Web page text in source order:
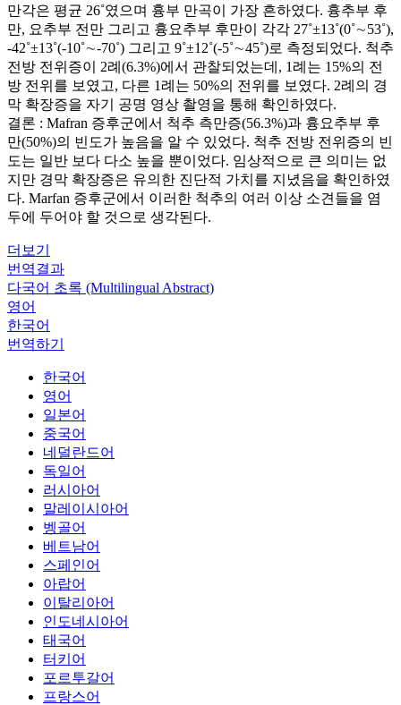
만각은 평균 26˚였으며 흉부 만곡이 가장 흔하였다. 흉추부 후
만, 요추부 전만 그리고 흉요추부 후만이 각각 27˚±13˚(0˚∼53˚),
-42˚±13˚(-10˚∼-70˚) 그리고 9˚±12˚(-5˚∼45˚)로 측정되었다. 척추
전방 전위증이 2례(6.3%)에서 관찰되었는데, 1례는 15%의 전
방 전위를 보였고, 다른 1례는 50%의 전위를 보였다. 2례의 경
막 확장증을 자기 공명 영상 촬영을 통해 확인하였다.
결론 : Mafran 증후군에서 척추 측만증(56.3%)과 흉요추부 후
만(50%)의 빈도가 높음을 알 수 있었다. 척추 전방 전위증의 빈
도는 일반 보다 다소 높을 뿐이었다. 임상적으로 큰 의미는 없
지만 경막 확장증은 유의한 진단적 가치를 지녔음을 확인하였
다. Marfan 증후군에서 이러한 척추의 여러 이상 소견들을 염
두에 두어야 할 것으로 생각된다.
더보기
번역결과
다국어 초록 (Multilingual Abstract)
영어
한국어
번역하기
한국어
영어
일본어
중국어
네덜란드어
독일어
러시아어
말레이시아어
벵골어
베트남어
스페인어
아랍어
이탈리아어
인도네시아어
태국어
터키어
포르투갈어
프랑스어